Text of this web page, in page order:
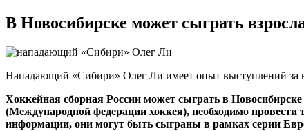
В Новосибирске может сыграть
Нападающий «Сибири» Олег Ли имеет опыт выступлений за
Хоккейная сборная России может сыграть в
(Международной федерации хоккея), необходимо
информации, они могут быть сыграны в рамках серии